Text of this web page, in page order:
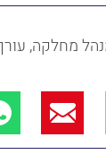
מחלקה,